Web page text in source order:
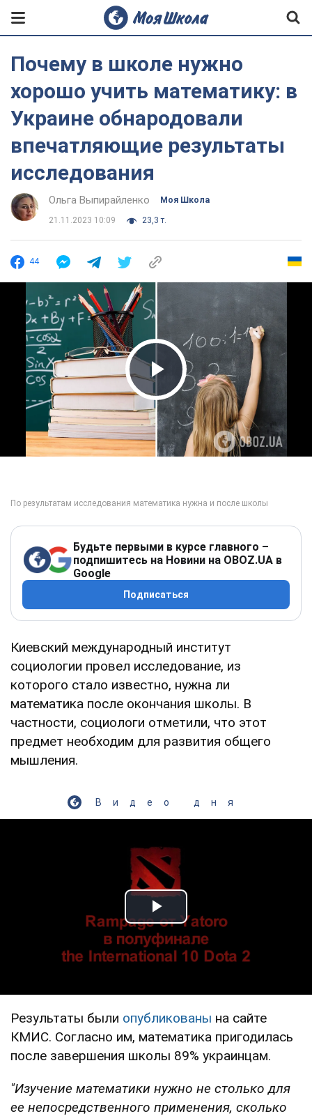
Почему в школе нужно
хорошо учить математику: в
Украине обнародовали
впечатляющие результаты
исследования
Ольга Выпирайленко Моя Школа
21.11.2023 10:09 23,3 т.
44
Play Video
Будьте первыми в курсе главного –
подпишитесь на Новини на OBOZ.UA в
Google
Подписаться
Киевский международный институт
социологии провел исследование, из
которого стало известно, нужна ли
математика после окончания школы. В
частности, социологи отметили, что этот
предмет необходим для развития общего
мышления.
Видео дня
Play Video
Результаты были опубликованы на сайте
КМИС. Согласно им, математика пригодилась
после завершения школы 89% украинцам.
"Изучение математики нужно не столько для
ее непосредственного применения, сколько